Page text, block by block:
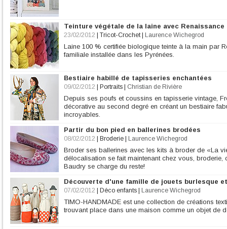
Teinture végétale de la laine avec Renaissance
23/02/2012 Tricot-Crochet| Laurence Wichegrod
Laine 100 % certifiée biologique teinte à la main par
familiale installée dans les Pyrénées.
Bestiaire habillé de tapisseries enchantées
09/02/2012 Portraits Christian de Rivière
Depuis ses poufs et coussins en tapisserie vintage,
décorative au second degré en créant un bestiaire
incroyables.
Partir du bon pied en ballerines brodées
08/02/2012 Broderie Laurence Wichegrod
Broder ses ballerines avec les kits à broder de «La
délocalisation se fait maintenant chez vous, broderie,
Baudry se charge du reste!
Découverte d'une famille de jouets burlesque
07/02/2012 Déco enfants Laurence Wichegrod
TIMO-HANDMADE est une collection de créations
trouvant place dans une maison comme un objet de